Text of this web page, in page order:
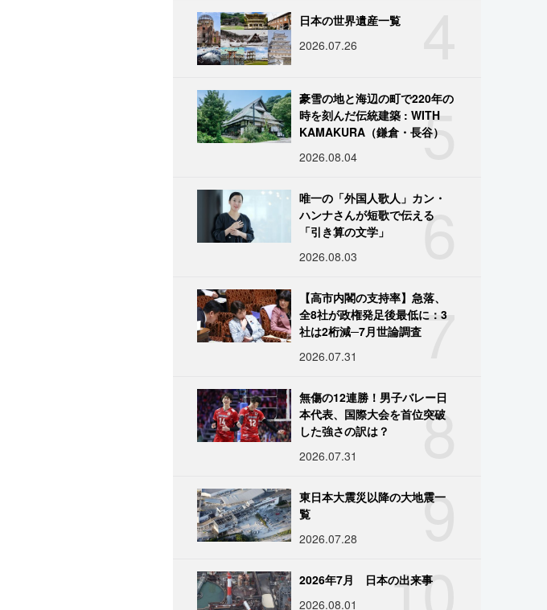
日本の世界遺産一覧
2026.07.26
5
豪雪の地と海辺の町で220年の
時を刻んだ伝統建築 : WITH
KAMAKURA（鎌倉・長谷）
2026.08.04
6
唯一の「外国人歌人」カン・
ハンナさんが短歌で伝える
「引き算の文学」
2026.08.03
7
【高市内閣の支持率】急落、
全8社が政権発足後最低に：3
社は2桁減─7月世論調査
2026.07.31
8
無傷の12連勝！男子バレー日
本代表、国際大会を首位突破
した強さの訳は？
2026.07.31
9
東日本大震災以降の大地震一
覧
2026.07.28
10
2026年7月 日本の出来事
2026.08.01